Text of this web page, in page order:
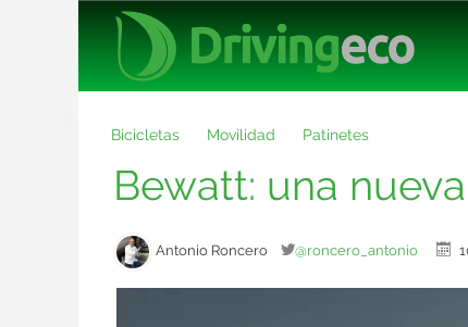
Bicicletas Movilidad Patinetes
Bewatt: una
Antonio Roncero @roncero_antonio